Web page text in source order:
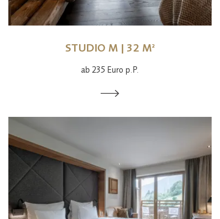
STUDIO M | 32 M²
ab 235 Euro p.P.